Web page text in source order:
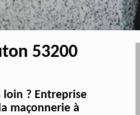
53200
loin ? Entreprise
maçonnerie à